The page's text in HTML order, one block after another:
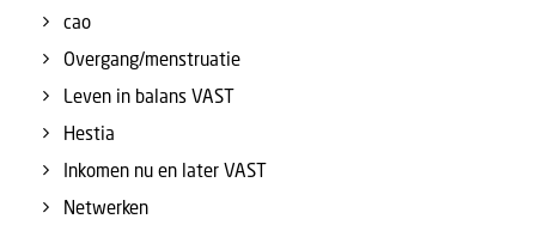
cao
Overgang/menstruatie
Leven in balans VAST
Hestia
Inkomen nu en later VAST
Netwerken